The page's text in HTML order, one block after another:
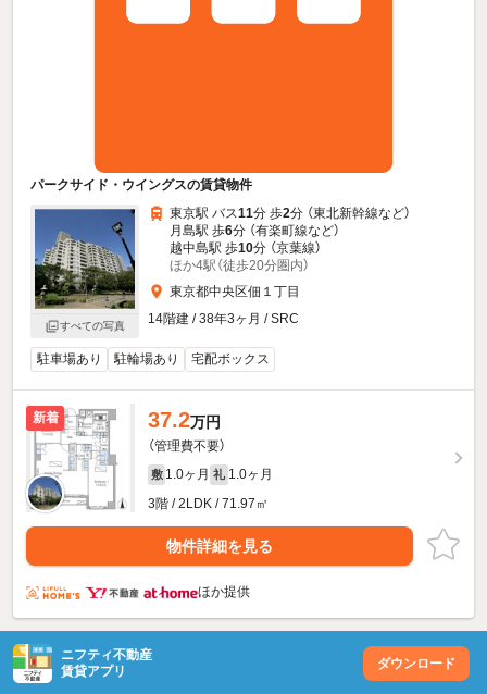
パークサイド・ウイングスの賃貸物件
すべての写真
東京駅 バス11分 歩2分 （東北新幹線など）
月島駅 歩6分 （有楽町線など）
越中島駅 歩10分 （京葉線）
ほか4駅（徒歩20分圏内）
東京都中央区佃１丁目
14階建 / 38年3ヶ月 / SRC
駐車場あり 駐輪場あり 宅配ボックス
新着 37.2万円
（管理費不要）
敷 1.0ヶ月 礼 1.0ヶ月
3階 / 2LDK / 71.97㎡
物件詳細を見る
ほか提供
ニフティ不動産
賃貸アプリ
ダウンロード